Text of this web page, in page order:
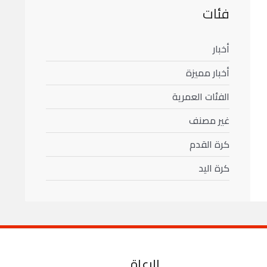
فئات
أخبار
أخبار مميزة
الفئات العمرية
غير مصنف
كرة القدم
كرة اليد